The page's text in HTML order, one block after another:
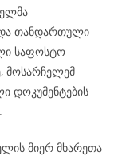
და თანდართული
საფოსტო
მოსარჩელემ
დოკუმენტების
მიერ მხარეთა